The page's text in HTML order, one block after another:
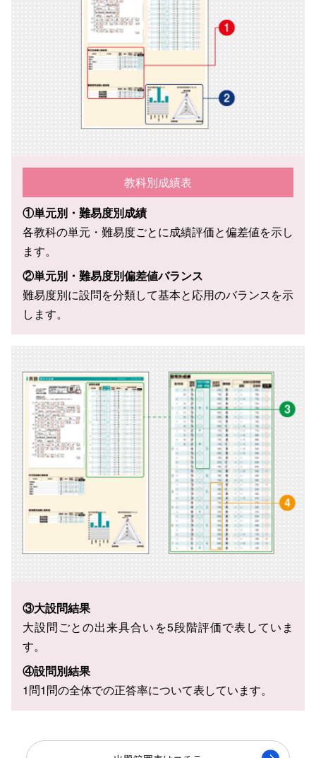
教科別成績表
①単元別・難易度別成績
各教科の単元・難易度ごとに成績評価と偏差値を示し
ます。
②単元別・難易度別偏差値バランス
難易度別に設問を分類して基本と応用のバランスを示
します。
③大設問結果
大設問ごとの出来具合いを5段階評価で表していま
す。
④設問別結果
1問1問の全体での正答率について表しています。